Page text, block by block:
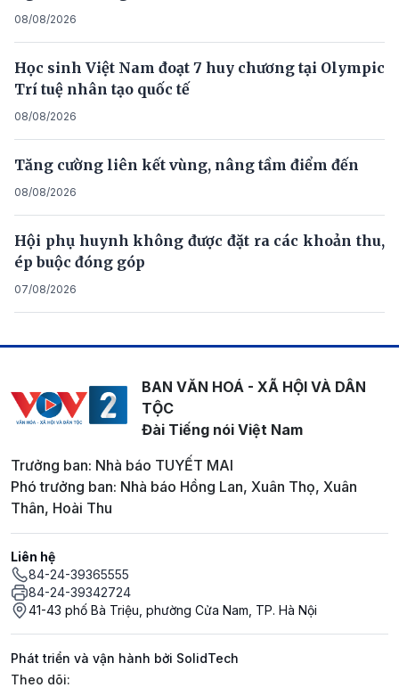
08/08/2026
Học sinh Việt Nam đoạt 7 huy chương tại Olympic
Trí tuệ nhân tạo quốc tế
08/08/2026
Tăng cường liên kết vùng, nâng tầm điểm đến
08/08/2026
Hội phụ huynh không được đặt ra các khoản thu,
ép buộc đóng góp
07/08/2026
BAN VĂN HOÁ - XÃ HỘI VÀ DÂN
TỘC
Đài Tiếng nói Việt Nam
Trưởng ban: Nhà báo TUYẾT MAI
Phó trưởng ban: Nhà báo Hồng Lan, Xuân Thọ, Xuân
Thân, Hoài Thu
Liên hệ
84-24-39365555
84-24-39342724
41-43 phố Bà Triệu, phường Cửa Nam, TP. Hà Nội
Phát triển và vận hành bởi SolidTech
Mạng xã hội
Theo dõi: